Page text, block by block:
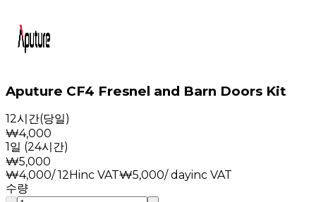
Aputure CF4 Fresnel and Barn Doors Kit
12시간(당일)
₩4,000
1일 (24시간)
₩5,000
₩4,000/12Hinc VAT₩5,000/ dayinc VAT
수량